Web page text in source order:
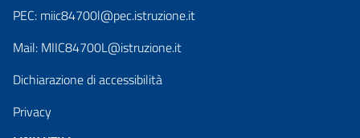
PEC: miic84700l@pec.istruzione.it
Mail: MIIC84700L@istruzione.it
Dichiarazione di accessibilità
Privacy